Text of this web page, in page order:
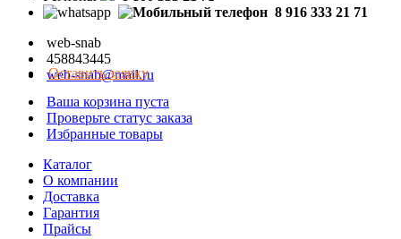
8 916 333 21 71
web-snab
458843445
web-snab@mail.ru
Оставить заявку
Ваша корзина пуста
Проверьте статус заказа
Избранные товары
Каталог
О компании
Доставка
Гарантия
Прайсы